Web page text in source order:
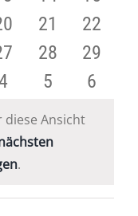
0
21
0
22
0
28
0
29
0
5
0
6
diese Ansicht
.